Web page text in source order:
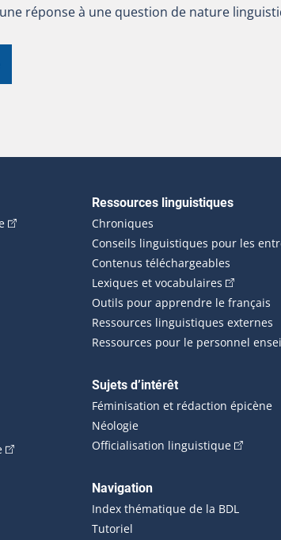
réponse à une question de nature
(Cet hyperlien externe s'ouvrira dans une nouvelle
(Cet hyperlien externe s'ouvrira dans une nouvelle
externe s'ouvrira dans une nouvelle fenêtre.)
externe s'ouvrira dans une nouvelle fenêtre.)
s'ouvrira dans une nouvelle fenêtre.)
Ressources linguistiques
Chroniques
Conseils linguistiques pour les
Contenus téléchargeables
Lexiques et vocabulaires (Cet
Outils pour apprendre le français
Ressources linguistiques externes
Ressources pour le personnel
Sujets d’intérêt
Féminisation et rédaction épicène
Néologie
Officialisation linguistique(Cet
Navigation
Index thématique de la BDL
Tutoriel